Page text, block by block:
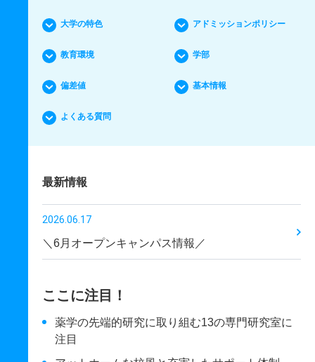
大学の特色 アドミッションポリシー
教育環境 学部
偏差値 基本情報
よくある質問
最新情報
2026.06.17
＼6月オープンキャンパス情報／
ここに注目！
薬学の先端的研究に取り組む13の専門研究室に
注目